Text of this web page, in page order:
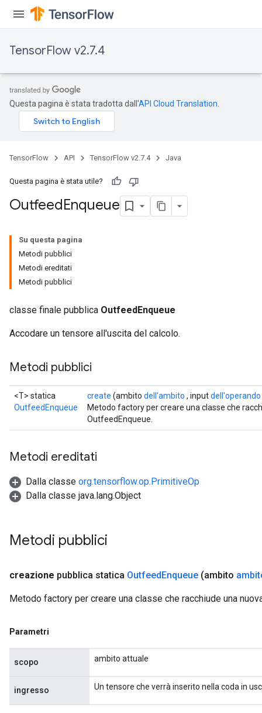
TensorFlow v2.7.4
Questa pagina è stata tradotta dall'API Cloud Translation
TensorFlow API TensorFlow v2.7.4 Java
Questa pagina è stata utile?
OutfeedEnqueue
Su questa pagina
Metodi pubblici
Metodi ereditati
Metodi pubblici
classe finale pubblica OutfeedEnqueue
Accodare un tensore all'uscita del calcolo.
Metodi pubblici
<T> statica
OutfeedEnqueue
create (ambito dell'ambito , inputdell'operando
Metodo factory per creare una classe che
OutfeedEnqueue.
Metodi ereditati
Dalla classe org.tensorflow.op.PrimitiveOp
Dalla classe java.lang.Object
Metodi pubblici
creazione pubblica statica OutfeedEnqueue (ambito
Metodo factory per creare una classe che racchiude una
Parametri
scopo ambito attuale
ingresso Un tensore che verrà inserito nella coda in